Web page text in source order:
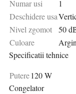
Numar usi
1
Deschidere usa
Nivel zgomot
50
Culoare
Specificatii tehnice
Putere120 W
Congelator